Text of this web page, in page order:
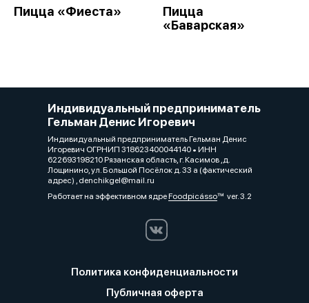
Пицца «Фиеста»
Пицца
«Баварская»
Индивидуальный предприниматель
Гельман Денис Игоревич
Индивидуальный предприниматель Гельман Денис
Игоревич ОГРНИП 318623400044140 • ИНН
622693198210 Рязанская область, г. Касимов ,д.
Лощинино, ул. Большой Посёлок д. 33 а (фактический
адрес) , denchikgel@mail.ru
Работает на эффективном ядреFoodpicássover. 3.2
Политика конфиденциальности
Публичная оферта